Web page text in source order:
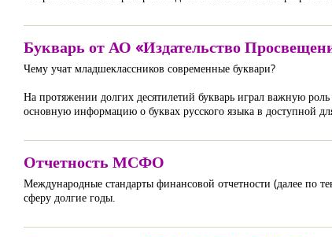
Букварь от АО «Издательство
Чему учат младшеклассников современные буквари?
На протяжении долгих десятилетий букварь играл важную
основную информацию о буквах русского языка в доступной
Отчетность МСФО
Международные стандарты финансовой отчетности (далее по
сферу долгие годы.